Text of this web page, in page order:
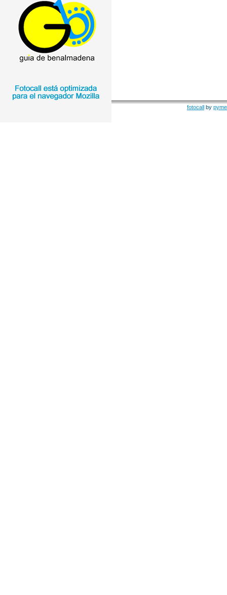
fotocall by